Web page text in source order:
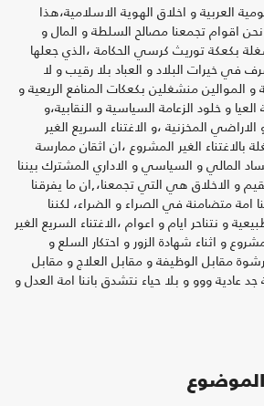
العربية و اخلاق الهوية الاسلامية،هذا
اقوام تجمعنا مصالح السلطة و المال و
بكعكة توريث كرسي الحكامة ،الذي جعلها
في خيرات البلاد و العباد بلا رقيب و لا
الموالين منشغلين بكعكات المنافع الريعية و
و خلود الزعامة السياسية و النقابية،و
المخزنية ،و الاغتناء السريع الغير
بالاغتناء الغير المشروع ،ان اثقان ممارسة
المالي و السياسي و الاداري المشترك بيننا
و الاخلاق هي التي تجمعنا،,ان ما يفرقنا
امة متضامنة في الصراء و الضراء، لكننا
و نتناحر ايام و اعوام ،الاغتناء السريع الغير
و اثناء شهادة الزور و احتكار السلع و
مقابل الوظيفة و مقابل العلاج و مقابل
عادية ووو و بلا حياء نتشدق باننا امة العدل و
الموضوع